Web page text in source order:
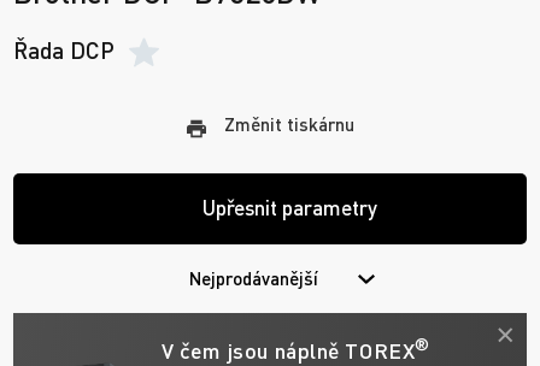
Řada DCP
Změnit tiskárnu
Upřesnit parametry
Nejprodávanější
V čem jsou náplně TOREX®